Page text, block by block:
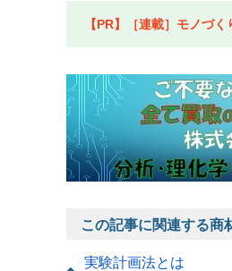
【PR】［連載］モノづ
この記事に関連する商
実験計画法とは